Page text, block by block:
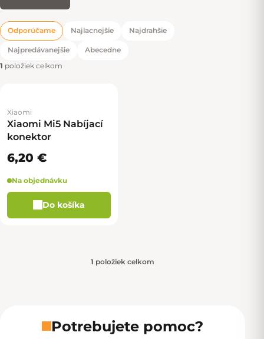
Radenie produktov
Odporúčame Najlacnejšie Najdrahšie
Najpredávanejšie
Abecedne
1 položiek celkom
Xiaomi
Xiaomi Mi5 Nabíjací
konektor
6,20 €
Na objednávku
Do košíka
1 položiek celkom
Potrebujete pomoc?